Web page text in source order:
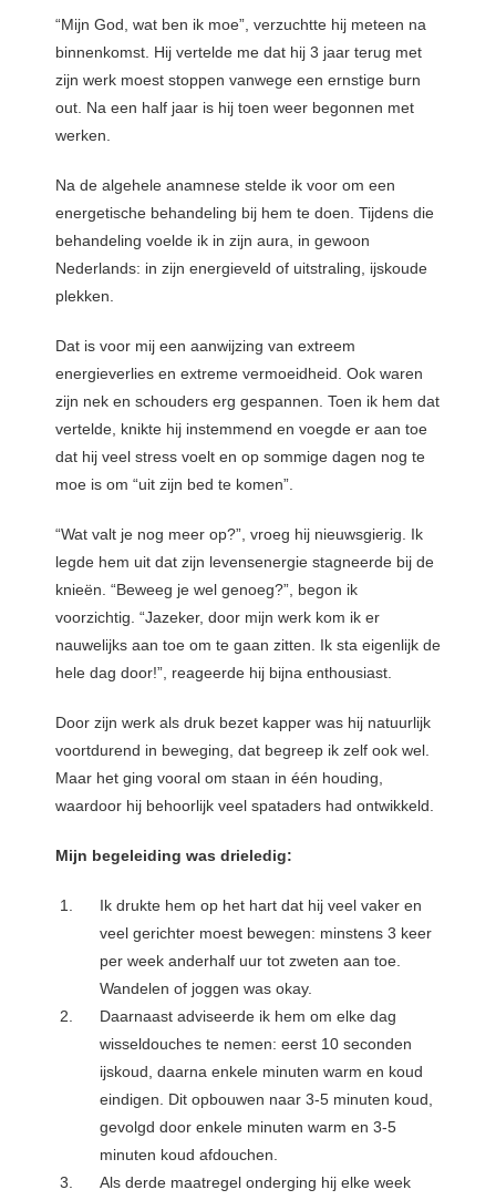
“Mijn God, wat ben ik moe”, verzuchtte hij meteen na
binnenkomst. Hij vertelde me dat hij 3 jaar terug met
zijn werk moest stoppen vanwege een ernstige burn
out. Na een half jaar is hij toen weer begonnen met
werken.
Na de algehele anamnese stelde ik voor om een
energetische behandeling bij hem te doen. Tijdens die
behandeling voelde ik in zijn aura, in gewoon
Nederlands: in zijn energieveld of uitstraling, ijskoude
plekken.
Dat is voor mij een aanwijzing van extreem
energieverlies en extreme vermoeidheid. Ook waren
zijn nek en schouders erg gespannen. Toen ik hem dat
vertelde, knikte hij instemmend en voegde er aan toe
dat hij veel stress voelt en op sommige dagen nog te
moe is om “uit zijn bed te komen”.
“Wat valt je nog meer op?”, vroeg hij nieuwsgierig. Ik
legde hem uit dat zijn levensenergie stagneerde bij de
knieën. “Beweeg je wel genoeg?”, begon ik
voorzichtig. “Jazeker, door mijn werk kom ik er
nauwelijks aan toe om te gaan zitten. Ik sta eigenlijk de
hele dag door!”, reageerde hij bijna enthousiast.
Door zijn werk als druk bezet kapper was hij natuurlijk
voortdurend in beweging, dat begreep ik zelf ook wel.
Maar het ging vooral om staan in één houding,
waardoor hij behoorlijk veel spataders had ontwikkeld.
Mijn begeleiding was drieledig:
Ik drukte hem op het hart dat hij veel vaker en
veel gerichter moest bewegen: minstens 3 keer
per week anderhalf uur tot zweten aan toe.
Wandelen of joggen was okay.
Daarnaast adviseerde ik hem om elke dag
wisseldouches te nemen: eerst 10 seconden
ijskoud, daarna enkele minuten warm en koud
eindigen. Dit opbouwen naar 3-5 minuten koud,
gevolgd door enkele minuten warm en 3-5
minuten koud afdouchen.
Als derde maatregel onderging hij elke week